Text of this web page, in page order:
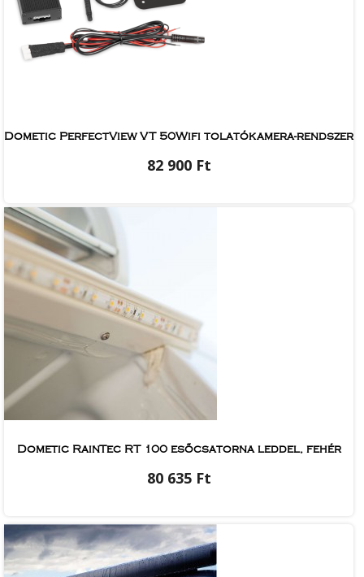
Dometic PerfectView VT 50Wifi tolatókamera-rendszer
82 900 Ft
Dometic RainTec RT 100 esőcsatorna leddel, fehér
80 635 Ft